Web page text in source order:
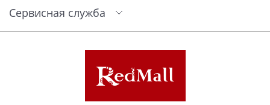
Сервисная служба